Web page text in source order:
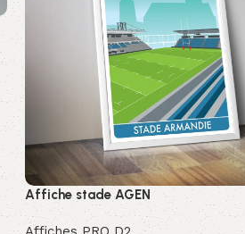
Affiche stade AGEN